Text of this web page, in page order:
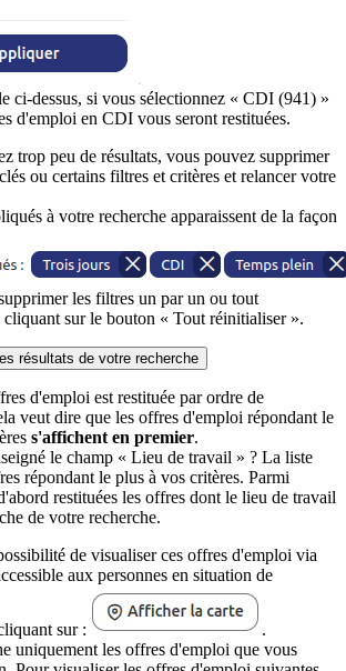
ci-dessus, si vous sélectionnez « CDI (941) »
d'emploi en CDI vous seront restituées.
trop peu de résultats, vous pouvez supprimer
ou certains filtres et critères et relancer votre
à votre recherche apparaissent de la façon
les filtres un par un ou tout
sur le bouton « Tout réinitialiser ».
résultats de votre recherche
d'emploi est restituée par ordre de
veut dire que les offres d'emploi répondant le
s'affichent en premier.
le champ « Lieu de travail » ? La liste
répondant le plus à vos critères. Parmi
restituées les offres dont le lieu de travail
de votre recherche.
de visualiser ces offres d'emploi via
aux personnes en situation de
sur :
.
uniquement les offres d'emploi que vous